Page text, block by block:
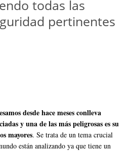
todas las
pertinentes
desde hace meses conlleva
y una de las más peligrosas es su
mayores. Se trata de un tema crucial
están analizando ya que tiene un